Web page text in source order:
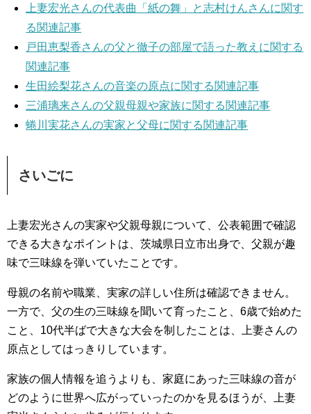
上妻宏光さんの代表曲「紙の舞」と志村けんさんに関す
る関連記事
戸田恵梨香さんの父と徹子の部屋で語った教えに関する
関連記事
生田絵梨花さんの音楽の原点に関する関連記事
三浦璃来さんの父親母親や家族に関する関連記事
蜷川実花さんの実家と父母に関する関連記事
さいごに
上妻宏光さんの実家や父親母親について、公表範囲で確認
できる大きなポイントは、茨城県日立市出身で、父親が趣
味で三味線を弾いていたことです。
母親の名前や職業、実家の詳しい住所は確認できません。
一方で、父の生の三味線を聞いて育ったこと、6歳で始めた
こと、10代半ばで大きな大会を制したことは、上妻さんの
原点としてはっきりしています。
家族の個人情報を追うよりも、家庭にあった三味線の音が
どのように世界へ広がっていったのかを見るほうが、上妻